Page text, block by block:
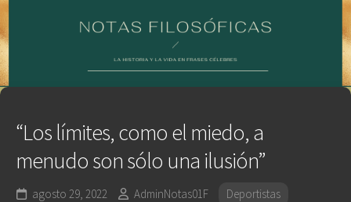
“Los límites, como el miedo, a
menudo son sólo una ilusión”
agosto 29, 2022 AdminNotas01F
Deportistas